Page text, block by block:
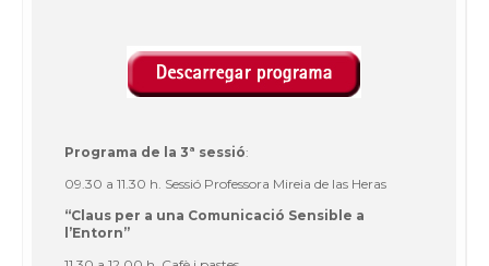
Programa de la 3ª sessió:
09.30 a 11.30 h. Sessió Professora Mireia de las Heras
“Claus per a una Comunicació Sensible a
l’Entorn”